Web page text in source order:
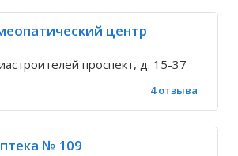
центр
проспект, д. 15-37
4 отзыва
№ 109